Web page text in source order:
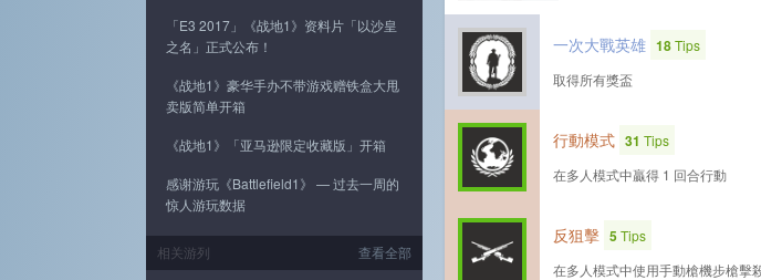
一次大戰英雄 18Tips
取得所有獎盃
行動模式 31 Tips
在多人模式中贏得 1 回合行動
反狙擊 5Tips
在多人模式中使用手動槍機步槍擊
「E3 2017」《战地1》资料片「以沙皇
之名」正式公布！
《战地1》豪华手办不带游戏赠铁盒大甩
卖版简单开箱
《战地1》「亚马逊限定收藏版」开箱
感谢游玩《Battlefield1》 — 过去一周的
惊人游玩数据
查看全部
相关游列